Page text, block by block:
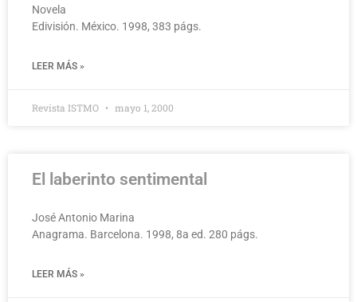
Novela
Edivisión. México. 1998, 383 págs.
LEER MÁS »
Revista ISTMO mayo 1, 2000
El laberinto sentimental
José Antonio Marina
Anagrama. Barcelona. 1998, 8a ed. 280 págs.
LEER MÁS »